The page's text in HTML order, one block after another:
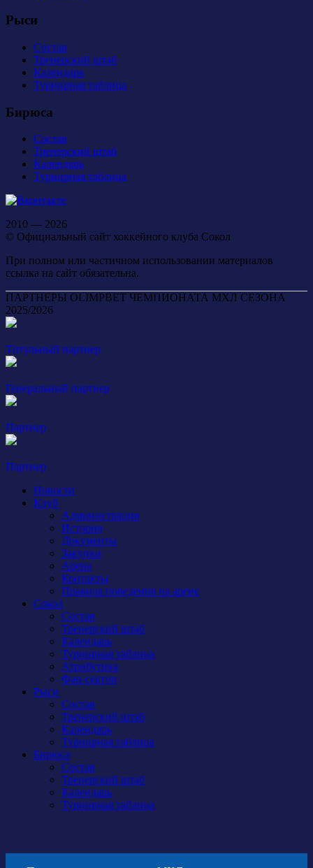
Рыси
Состав
Тренерский штаб
Календарь
Турнирная таблица
Бирюса
Состав
Тренерский штаб
Календарь
Турнирная таблица
2010 — 2026
© Официальный сайт хоккейного клуба Сокол
При полном или частичном использовании материалов
ссылка на сайт обязательна.
ПАРТНЕРЫ OLIMPBET ЧЕМПИОНАТА МХЛ СЕЗОНА
2025/2026
Титульный партнер
Генеральный партнер
Партнер
Партнер
Новости
Клуб
Администрация
История
Документы
Закупки
Арена
Контакты
Правила поведения на арене
Сокол
Состав
Тренерский штаб
Календарь
Турнирная таблица
Атрибутика
Фан-сектор
Рыси
Состав
Тренерский штаб
Календарь
Турнирная таблица
Бирюса
Состав
Тренерский штаб
Календарь
Турнирная таблица